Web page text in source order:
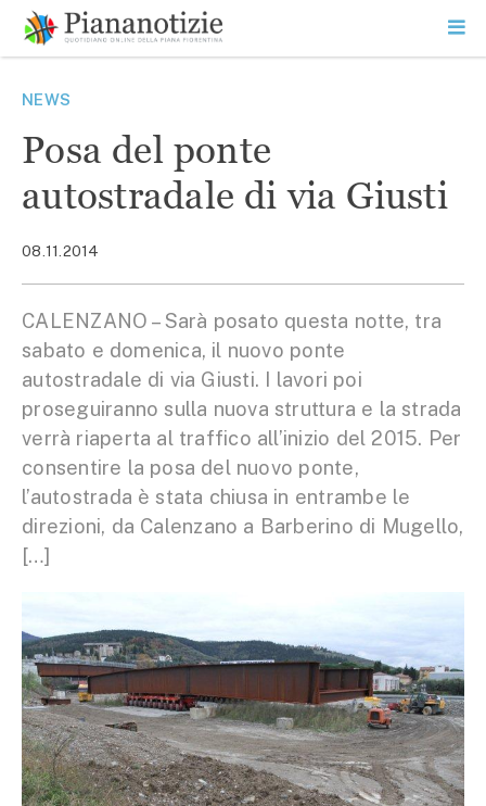
contenuto
SEARCH
NEWS
Posa del ponte
autostradale di via Giusti
08.11.2014
CALENZANO – Sarà posato questa notte, tra
sabato e domenica, il nuovo ponte
autostradale di via Giusti. I lavori poi
proseguiranno sulla nuova struttura e la strada
verrà riaperta al traffico all’inizio del 2015. Per
consentire la posa del nuovo ponte,
l’autostrada è stata chiusa in entrambe le
direzioni, da Calenzano a Barberino di Mugello,
[…]